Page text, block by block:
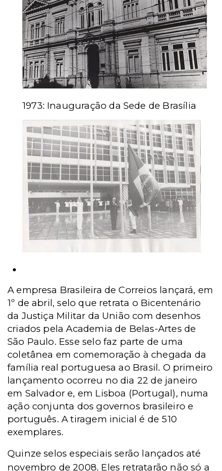
1973: Inauguração da Sede de Brasília
A empresa Brasileira de Correios lançará, em
1º de abril, selo que retrata o Bicentenário
da Justiça Militar da União com desenhos
criados pela Academia de Belas-Artes de
São Paulo. Esse selo faz parte de uma
coletânea em comemoração à chegada da
família real portuguesa ao Brasil. O primeiro
lançamento ocorreu no dia 22 de janeiro
em Salvador e, em Lisboa (Portugal), numa
ação conjunta dos governos brasileiro e
português. A tiragem inicial é de 510
exemplares.
Quinze selos especiais serão lançados até
novembro de 2008. Eles retratarão não só a